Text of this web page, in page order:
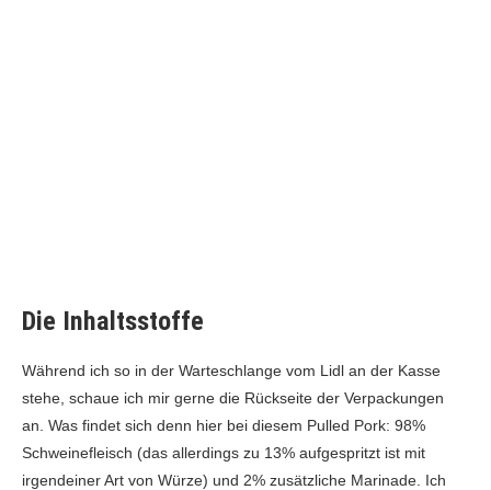
Die Inhaltsstoffe
Während ich so in der Warteschlange vom Lidl an der Kasse
stehe, schaue ich mir gerne die Rückseite der Verpackungen
an. Was findet sich denn hier bei diesem Pulled Pork: 98%
Schweinefleisch (das allerdings zu 13% aufgespritzt ist mit
irgendeiner Art von Würze) und 2% zusätzliche Marinade. Ich